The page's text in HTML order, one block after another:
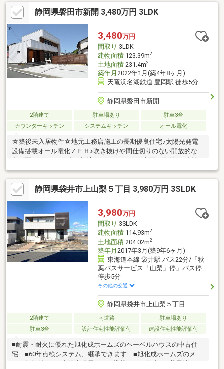
静岡県磐田市新開 3,480万円 3LDK
3,480万円
間取り 3LDK
建物面積123.39m2
土地面積231.4m2
築年月 2022年1月(築4年8ヶ月)
天竜浜名湖鉄道 豊岡駅 徒歩5分
静岡県磐田市新開
2階建て 駐車場あり
駐車3台
カウンターキッチン
システムキッチン オール電化
☆築後未入居物件☆地元工務店施工の長期優良住宅♪太陽光発電
設備搭載オール電化ＺＥＨ♪吹き抜けや間仕切りのない開放的な室
校近くて通学安心♪
静岡県袋井市上山梨５丁目 3,980万円 3SLDK
3,980万円
間取り 3SLDK
建物面積114.93m2
土地面積204.02m2
築年月 2017年3月(築9年6ヶ月)
東海道本線 袋井駅 バス22分/「秋
葉バスサービス「山梨」停」バス停
停歩5分
その他の交通
静岡県袋井市上山梨５丁目
2階建て 南道路
駐車場あり
駐車3台
設計住宅性能評価付 建設住宅性能評価付
■耐震・耐火に優れた旭化成ホームズのヘーベルハウスの中古住
宅 ■60年点検システム、継承できます ■旭化成ホームズのメー